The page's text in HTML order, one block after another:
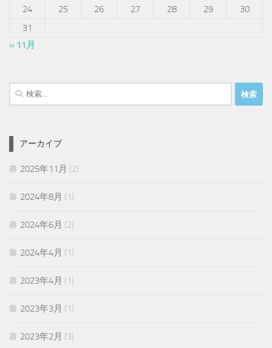
24
25 26 27 28 29
30
31
« 11月
検
索:
アーカイブ
2025年11月 (2)
2024年8月 (1)
2024年6月 (2)
2024年4月 (1)
2023年4月 (1)
2023年3月 (1)
2023年2月 (3)